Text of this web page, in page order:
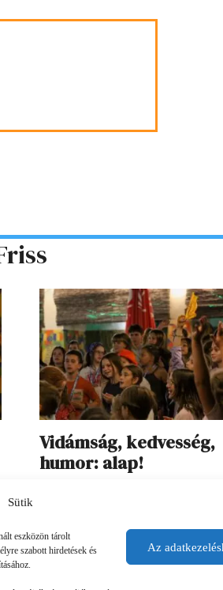
Sütik
eszközön tárolt
szabott hirdetések és
Az
Vidámság, kedvesség,
humor: alap!
legjobbak az esti programok voltak.
Ilyenkor mindig történt valami